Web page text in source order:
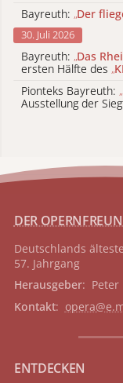
Bayreuth: „Der
30. Juli 2026
Bayreuth: „Das
ersten Hälfte des „
Pionteks Bayreuth: „
Ausstellung der
DER
Deutschlands
57. Jahrgang
Herausgeber: Peter
Kontakt:
ENTDECKEN